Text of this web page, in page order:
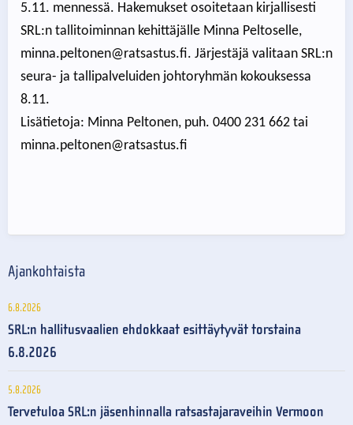
5.11. mennessä. Hakemukset osoitetaan kirjallisesti
SRL:n tallitoiminnan kehittäjälle Minna Peltoselle,
minna.peltonen@ratsastus.fi. Järjestäjä valitaan SRL:n
seura- ja tallipalveluiden johtoryhmän kokouksessa
8.11.
Lisätietoja: Minna Peltonen, puh. 0400 231 662 tai
minna.peltonen@ratsastus.fi
Ajankohtaista
6.8.2026
SRL:n hallitusvaalien ehdokkaat esittäytyvät torstaina
6.8.2026
5.8.2026
Tervetuloa SRL:n jäsenhinnalla ratsastajaraveihin Vermoon